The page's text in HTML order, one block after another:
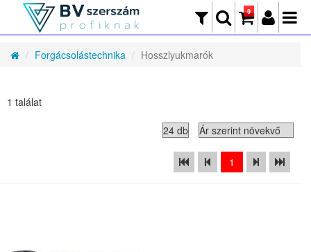
0
Forgácsolástechnika Hosszlyukmarók
1 találat
1